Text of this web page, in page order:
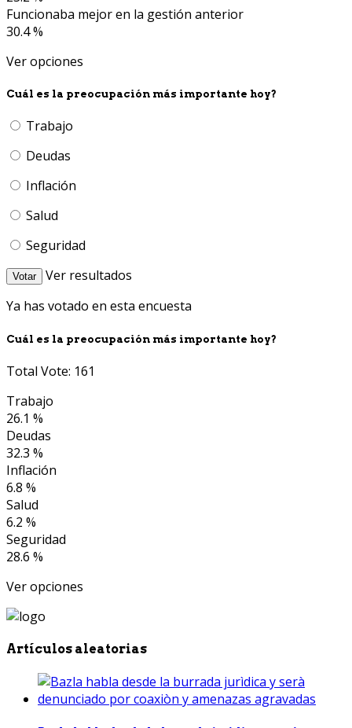
Funcionaba mejor en la gestión anterior
30.4 %
Ver opciones
Cuál es la preocupación más importante hoy?
Trabajo
Deudas
Inflación
Salud
Seguridad
Votar
Ver resultados
Ya has votado en esta encuesta
Cuál es la preocupación más importante hoy?
Total Vote: 161
Trabajo
26.1 %
Deudas
32.3 %
Inflación
6.8 %
Salud
6.2 %
Seguridad
28.6 %
Ver opciones
Artículos aleatorias